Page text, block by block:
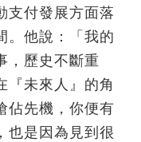
支付發展方面落
。他說：「我的
，歷史不斷重
『未來人』的角
佔先機，你便有
也是因為見到很